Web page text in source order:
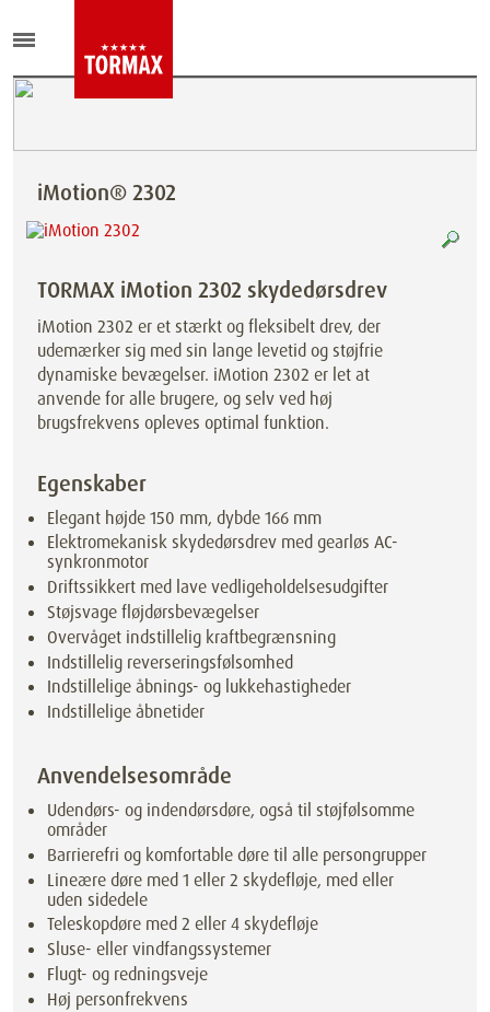
iMotion® 2302
TORMAX iMotion 2302 skydedørsdrev
iMotion 2302 er et stærkt og fleksibelt drev, der
udemærker sig med sin lange levetid og støjfrie
dynamiske bevægelser. iMotion 2302 er let at
anvende for alle brugere, og selv ved høj
brugsfrekvens opleves optimal funktion.
Egenskaber
Elegant højde 150 mm, dybde 166 mm
Elektromekanisk skydedørsdrev med gearløs AC-
synkronmotor
Driftssikkert med lave vedligeholdelsesudgifter
Støjsvage fløjdørsbevægelser
Overvåget indstillelig kraftbegrænsning
Indstillelig reverseringsfølsomhed
Indstillelige åbnings- og lukkehastigheder
Indstillelige åbnetider
Anvendelsesområde
Udendørs- og indendørsdøre, også til støjfølsomme
områder
Barrierefri og komfortable døre til alle persongrupper
Lineære døre med 1 eller 2 skydefløje, med eller
uden sidedele
Teleskopdøre med 2 eller 4 skydefløje
Sluse- eller vindfangssystemer
Flugt- og redningsveje
Høj personfrekvens